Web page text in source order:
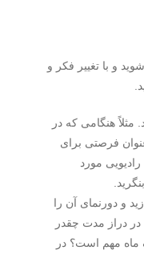
و با تغییر فکر و
مثلاً هنگامی که در
فرصتی برای
مورد
و دورنمای آن را
دراز مدت چقدر
ماه مهم است؟ در